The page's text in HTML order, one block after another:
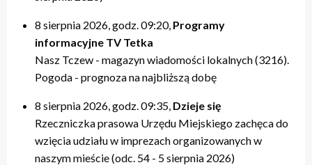
8 sierpnia 2026, godz. 09:20, Programy
informacyjne TV Tetka
Nasz Tczew - magazyn wiadomości lokalnych (3216).
Pogoda - prognoza na najbliższą dobę
8 sierpnia 2026, godz. 09:35, Dzieje się
Rzeczniczka prasowa Urzędu Miejskiego zachęca do
wzięcia udziału w imprezach organizowanych w
naszym mieście (odc. 54 - 5 sierpnia 2026)